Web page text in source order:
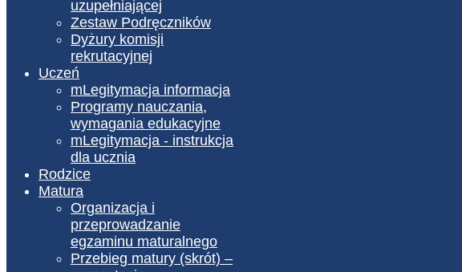
uzupełniającej
Zestaw Podręczników
Dyżury komisji
rekrutacyjnej
Uczeń
mLegitymacja informacja
Programy nauczania,
wymagania edukacyjne
mLegitymacja - instrukcja
dla ucznia
Rodzice
Matura
Organizacja i
przeprowadzanie
egzaminu maturalnego
Przebieg matury (skrót) –